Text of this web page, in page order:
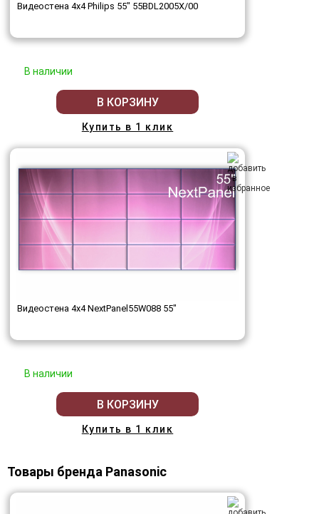
Видеостена 4x4 Philips 55" 55BDL2005X/00
В наличии
В КОРЗИНУ
Купить в 1 клик
Видеостена 4x4 NextPanel55W088 55"
В наличии
В КОРЗИНУ
Купить в 1 клик
Товары бренда Panasonic